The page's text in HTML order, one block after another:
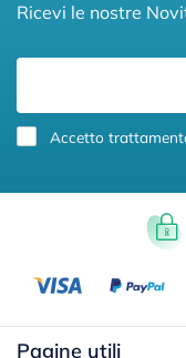
Ricevi le nostre
Accetto
Pagine utili